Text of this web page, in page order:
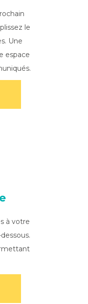
le
Une
espace
à votre